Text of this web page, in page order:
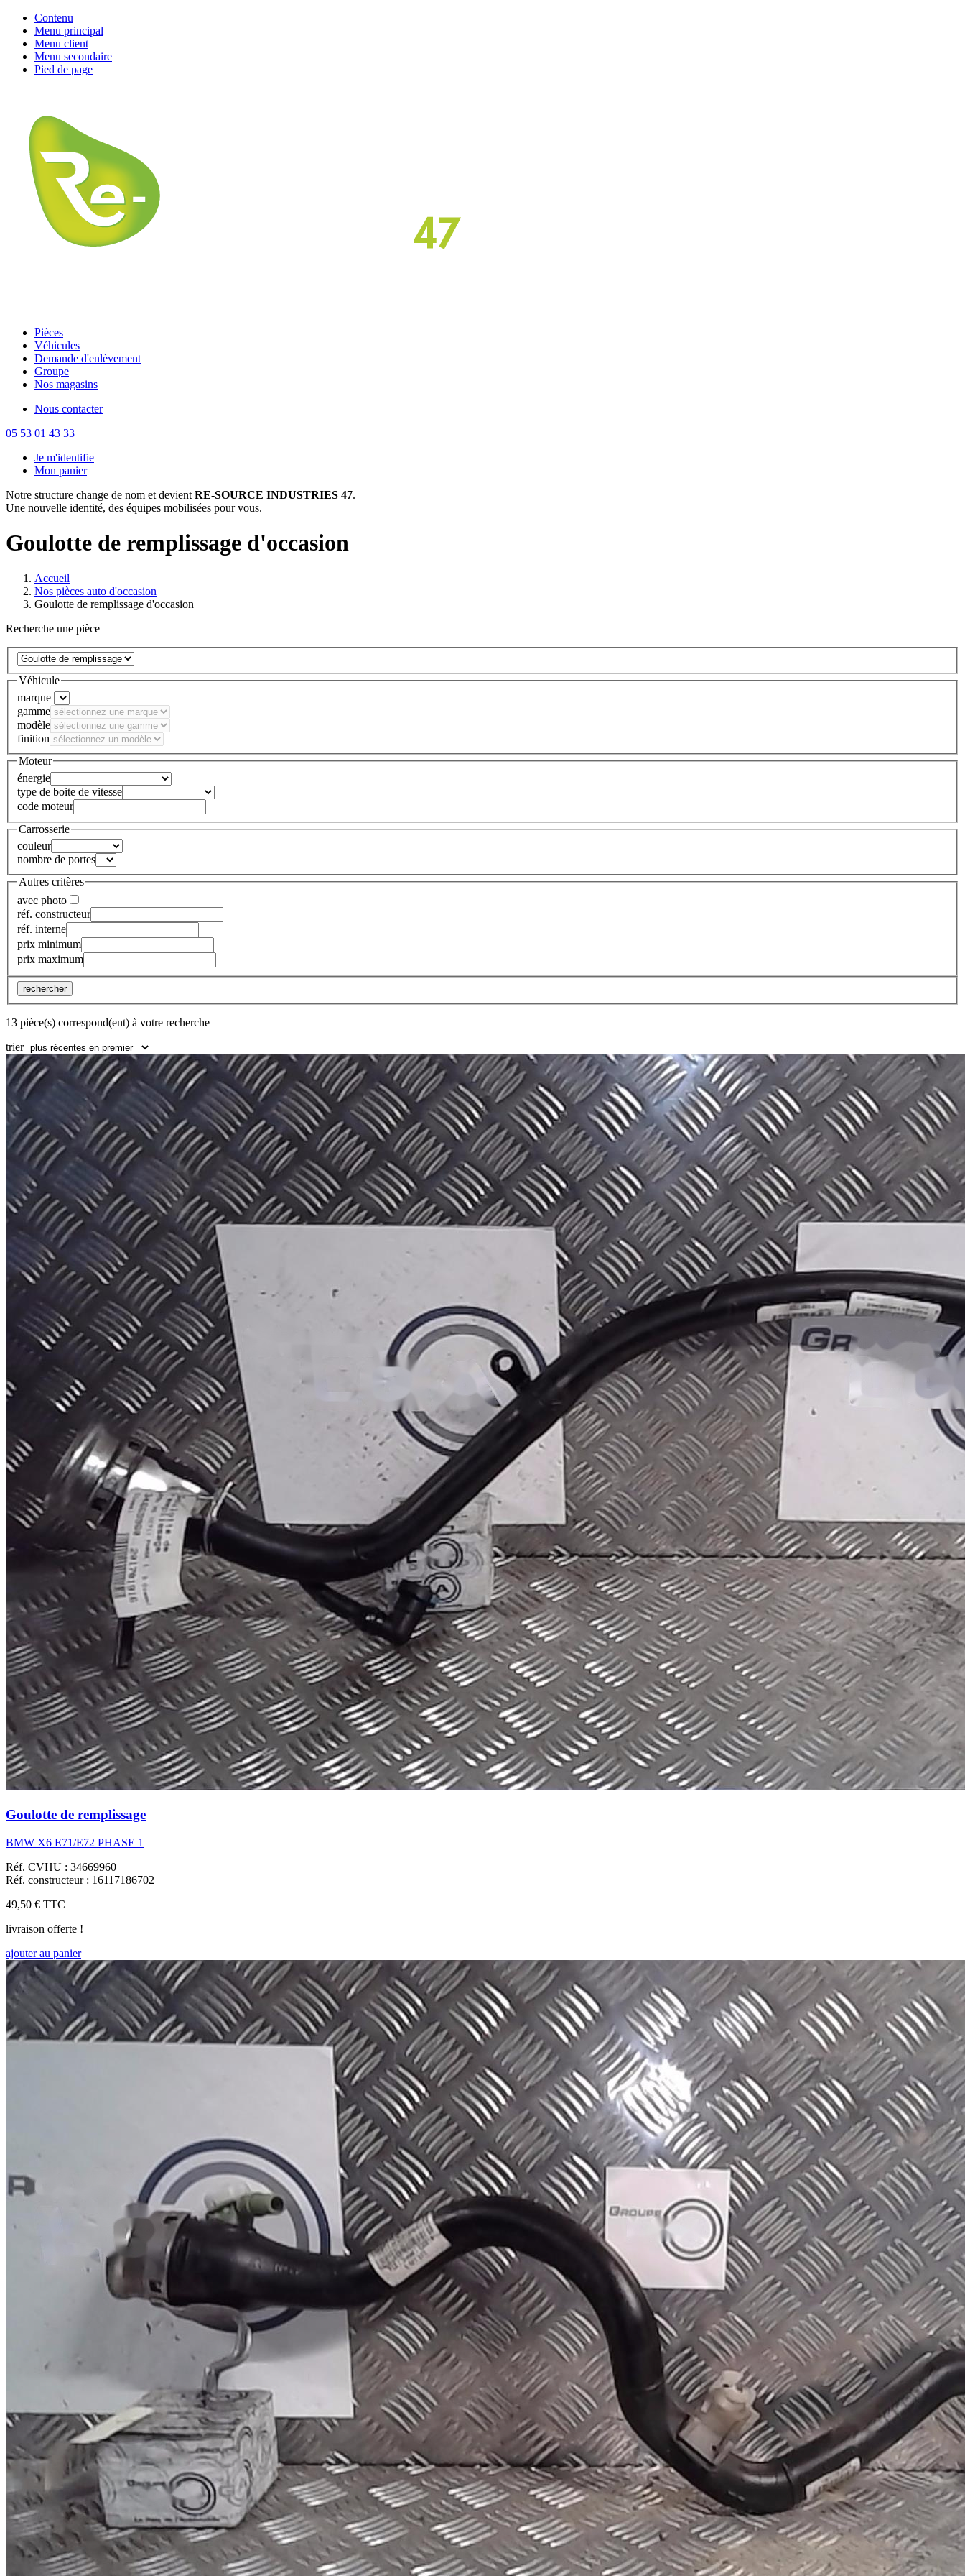
Contenu
Menu principal
Menu client
Menu secondaire
Pied de page
Pièces
Véhicules
Demande d'enlèvement
Groupe
Nos magasins
Nous contacter
05 53 01 43 33
Je m'identifie
Mon panier
Notre structure change de nom et devient RE-SOURCE INDUSTRIES 47.
Une nouvelle identité, des équipes mobilisées pour vous.
Goulotte de remplissage d'occasion
Accueil
Nos pièces auto d'occasion
Goulotte de remplissage d'occasion
Recherche une pièce
Véhicule
marque
gamme
modèle
finition
Moteur
énergie
type de boite de vitesse
code moteur
Carrosserie
couleur
nombre de portes
Autres critères
avec photo
réf. constructeur
réf. interne
prix minimum
prix maximum
rechercher
13 pièce(s) correspond(ent) à votre recherche
trier
Goulotte de remplissage
BMW X6 E71/E72 PHASE 1
Réf. CVHU : 34669960
Réf. constructeur : 16117186702
49,50 € TTC
livraison offerte !
ajouter au panier